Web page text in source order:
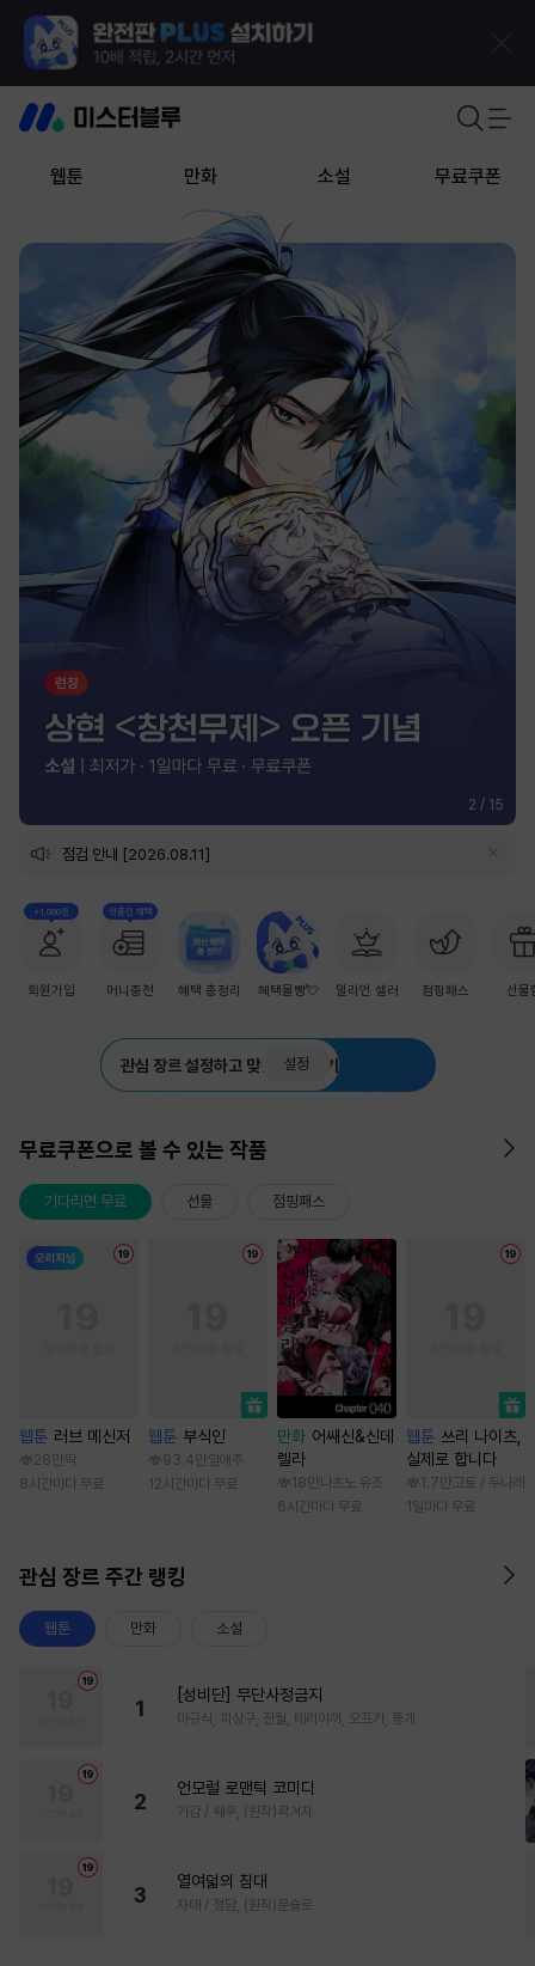
웹툰 만화 소설 무료쿠폰
2 / 15
점검 안내 [2026.08.11]
+1,000원
회원가입
첫충전 혜택
머니충전 혜택 총정리 혜택몰빵💘 밀리언 셀러 점핑패스 선물
관심 장르 설정하고 맞춤 추천 받기
설정
무료쿠폰으로 볼 수 있는 작품
기다리면 무료 선물 점핑패스
웹툰 러브 메신저
28만 딱
8시간마다 무료
웹툰 부식인
93.4만 임애주
12시간마다 무료
만화 어쌔신&신데
렐라
18만 나츠노 유조
6시간마다 무료
웹툰 쓰리 나이츠,
실제로 합니다
1.7만 고토 / 두나래
1일마다 무료
관심 장르 주간 랭킹
웹툰 만화 소설
1
[성비단] 무단사정금지
마규식, 피상구, 진월, 테리야끼, 오프카, 뚱개
2
언모럴 로맨틱 코미디
가감 / 쌔우, (원작)곽겨자
3
열여덟의 침대
자태 / 청담, (원작)문슬로